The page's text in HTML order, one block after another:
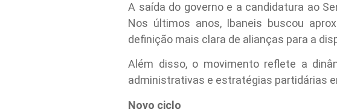
A saída do governo e a candidatura ao
Nos últimos anos, Ibaneis buscou
definição mais clara de alianças para a
Além disso, o movimento reflete a
administrativas e estratégias partidárias
Novo ciclo